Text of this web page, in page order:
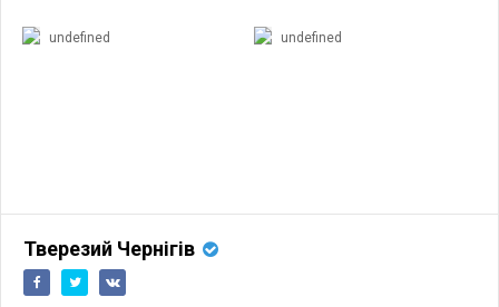
undefined undefined
Тверезий Чернігів